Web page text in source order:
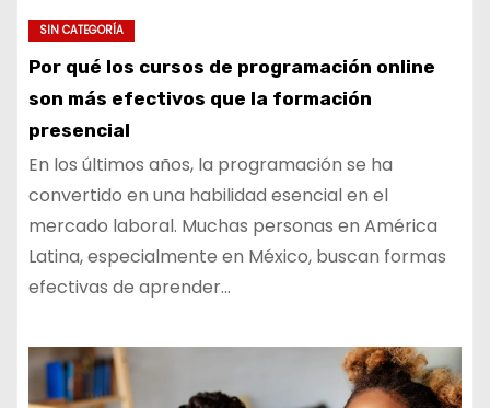
SIN CATEGORÍA
Por qué los cursos de programación online
son más efectivos que la formación
presencial
En los últimos años, la programación se ha
convertido en una habilidad esencial en el
mercado laboral. Muchas personas en América
Latina, especialmente en México, buscan formas
efectivas de aprender…